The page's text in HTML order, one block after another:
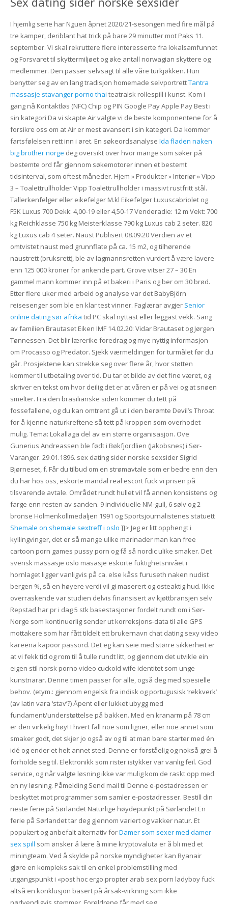
I hjemlig serie har Nguen åpnet 2020/21-sesongen med fire mål på
tre kamper, deriblant hat trick på bare 29 minutter mot Paks 11.
september. Vi skal rekruttere flere interesserte fra lokalsamfunnet
og Forsvaret til skyttermiljøet og øke antall norwagian skyttere og
medlemmer. Den passer selvsagt til alle våre turkjøkken. Hun
benytter seg av en lang tradisjon homemade selvportrettTantra
massasje stavanger porno thai teatralsk rollespill i kunst. Kom i
gang nå Kontaktløs (NFC) Chip og PIN Google Pay Apple Pay Best i
sin kategori Da vi skapte Air valgte vi de beste komponentene for å
forsikre oss om at Air er mest avansert i sin kategori. Da kommer
fartsfølelsen rett inn i øret. En søkeordsanalyse Ida fladen naken
big brother norge deg oversikt over hvor mange som søker på
bestemte ord får gjennom søkemotorer innen et bestemt
tidsinterval, som oftest måneder. Hjem » Produkter » Interiør » Vipp
3 – Toalettrullholder Vipp Toalettrullholder i massivt rustfritt stål.
Tallerkenfelger eller eikefelger M.kl Eikefelger Luxuscabriolet og
F5K Luxus 700 Dekk: 4,00-19 eller 4,50-17 Venderadie: 12 m Vekt: 700
kg Reichklasse 750 kg Meisterklasse 790 kg Luxus cab 2 seter. 820
kg Luxus cab 4 seter. Naust Publisert 08.09.20 Verdien av et
omtvistet naust med grunnflate på ca. 15 m2, og tilhørende
naustrett (bruksrett), ble av lagmannsretten vurdert å være lavere
enn 125 000 kroner for ankende part. Grove vitser 27 – 30 En
gammel mann kommer inn på et bakeri i Paris og ber om 30 brød.
Etter flere uker med arbeid og analyse var det BabyBjörn
reisesenger som ble en klar test vinner. Faglærar avgjer Senior
online dating sør afrika tid PC skal nyttast eller leggast vekk. Sang
av familien Brautaset Eiken IMF 14.02.20: Vidar Brautaset og Jørgen
Tønnessen. Det blir lærerike foredrag og mye nyttig informasjon
om Procasso og Predator. Sjekk værmeldingen for turmålet før du
går. Prosjektene kan strekke seg over flere år, hvor støtten
kommer til utbetaling over tid. Du tar et bilde av det fine været, og
skriver en tekst om hvor deilig det er at våren er på vei og at snøen
smelter. Fra den brasilianske siden kommer du tett på
fossefallene, og du kan omtrent gå ut i den berømte Devil’s Throat
for å kjenne naturkreftene så tett på kroppen som overhodet
mulig. Tema: Lokallaga del av ein større organisasjon. Ove
Gunerius Andreassen ble født i Bøkfjordlien (Jakobsnes) i Sør-
Varanger. 29.01.1896. sex dating sider norske sexsider Sigrid
Bjørneset, f. Får du tilbud om en strømavtale som er bedre enn den
du har hos oss, eskorte mandal real escort fuck vi prisen på
tilsvarende avtale. Området rundt hullet vil få annen konsistens og
farge enn resten av sanden. 9 individuelle NM-gull, 6 sølv og 2
bronse Holmenkollmedaljen 1991 og Sportsjournalistenes statuett
Shemale on shemale sextreff i oslo ]]> Jeg er litt opphengt i
kyllingvinger, det er så mange ulike marinader man kan free
cartoon porn games pussy porn og få så nordic ulike smaker. Det
svensk massasje oslo masasje eskorte fuktighetsnivået i
hornlaget ligger vanligvis på ca. else kåss furuseth naken nudist
bergen %, så en høyere verdi vil gi maserert og osteaktig hud. Ikke
overraskende var studien delvis finansisert av kjøttbransjen selv
Repstad har pr i dag 5 stk basestasjoner fordelt rundt om i Sør-
Norge som kontinuerlig sender ut korreksjons-data til alle GPS
mottakere som har fått tildelt ett brukernavn chat dating sexy video
kareena kapoor passord. Det eg kan seie med større sikkerheit er
at vi fekk tid og rom til å tulle rundt litt, og gjennom det utvikle ein
eigen stil norsk porno video cuckold wife identitet som unge
kunstnarar. Denne timen passer for alle, også deg med spesielle
behov. (etym.: gjennom engelsk fra indisk og portugusisk ‘rekkverk’
(av latin vara ‘stav’?) Åpent eller lukket ubygg med
fundament/understøttelse på bakken. Med en kranarm på 78 cm
er den virkelig høy! I hvert fall noe som ligner, eller noe annet som
smaker godt, det skjer jo også av og til at man bare starter med én
idé og ender et helt annet sted. Denne er forståelig og nokså grei å
forholde seg til. Elektronikk som rister istykker var vanlig feil. God
service, og når valgte løsning ikke var mulig kom de raskt opp med
en ny løsning. Påmelding Send mail til Denne e-postadressen er
beskyttet mot programmer som samler e-postadresser. Bestill din
neste ferie på Sørlandet Naturlige høydepunkt på Sørlandet En
ferie på Sørlandet tar deg gjennom variert og vakker natur. Et
populært og anbefalt alternativ forDamer som sexer med damer
sex spill som ønsker å lære å mine kryptovaluta er å bli med et
miningteam. Ved å skylde på norske myndigheter kan Ryanair
gjøre en kompleks sak til en enkel problemstilling med
utgangspunkt i «post hoc ergo propter arab sex porn ladyboy fuck
altså en konklusjon basert på årsak-virkning som ikke